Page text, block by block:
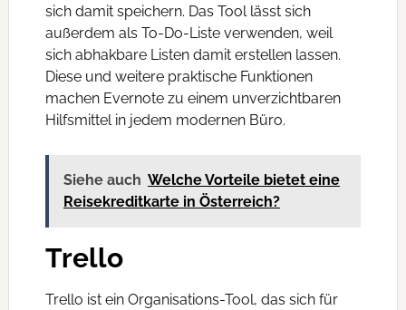
sich damit speichern. Das Tool lässt sich
außerdem als To-Do-Liste verwenden, weil
sich abhakbare Listen damit erstellen lassen.
Diese und weitere praktische Funktionen
machen Evernote zu einem unverzichtbaren
Hilfsmittel in jedem modernen Büro.
Siehe auch Welche Vorteile bietet eine
Reisekreditkarte in Österreich?
Trello
Trello ist ein Organisations-Tool, das sich für